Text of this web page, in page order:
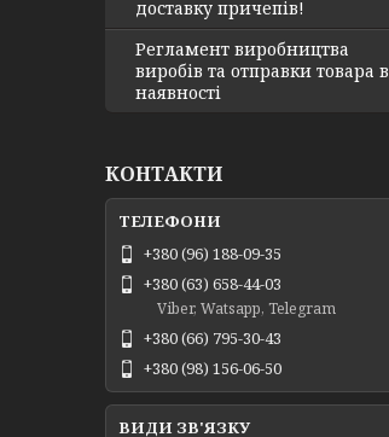
доставку причепів!
Регламент виробництва
виробів та отправки товара в
наявності
КОНТАКТИ
+380 (96) 188-09-35
+380 (63) 658-44-03
Viber, Watsapp, Telegram
+380 (66) 795-30-43
+380 (98) 156-06-50